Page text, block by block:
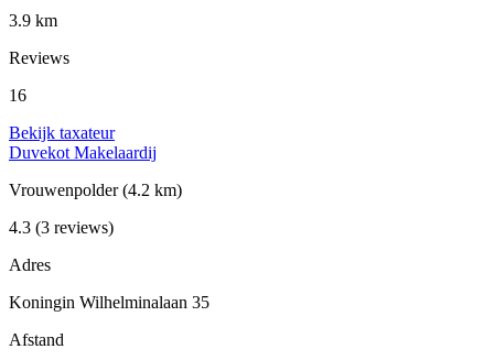
3.9 km
Reviews
16
Bekijk taxateur
Duvekot Makelaardij
Vrouwenpolder(4.2 km)
4.3 (3 reviews)
Adres
Koningin Wilhelminalaan 35
Afstand